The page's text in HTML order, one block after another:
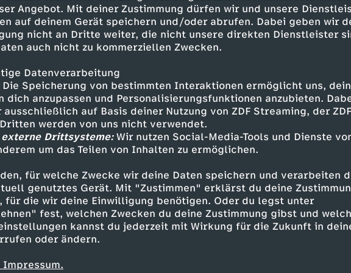
Angebot. Mit deiner Zustimmung dürfen wir und unsere
auf deinem Gerät speichern und/oder abrufen. Dabei geben wir
nicht an Dritte weiter, die nicht unsere direkten Dienstleister
auch nicht zu kommerziellen Zwecken.
Datenverarbeitung
Die Speicherung von bestimmten Interaktionen ermöglicht uns,
dich anzupassen und Personalisierungsfunktionen anzubieten.
auf Basis deiner Nutzung von ZDF Streaming, der
werden von uns nicht verwendet.
externe Drittsysteme:Wir nutzen Social-Media-Tools und Dienste
um das Teilen von Inhalten zu ermöglichen.
für welche Zwecke wir deine Daten speichern und verarbeiten
genutztes Gerät. Mit "Zustimmen" erklärst du deine
für die wir deine Einwilligung benötigen. Oder du legst unter
fest, welchen Zwecken du deine Zustimmung gibst und
kannst du jederzeit mit Wirkung für die Zukunft in
oder ändern.
Serie rätselhaft Mystic - Das Geheimnis von Kauri